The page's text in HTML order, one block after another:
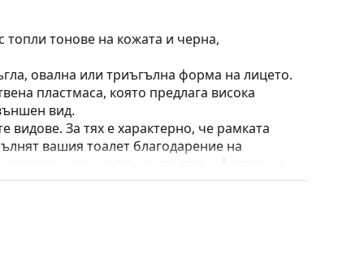
тонове на кожата и черна,
овална или триъгълна форма на лицето.
пластмаса, която предлага висока
вид.
видове. За тях е характерно, че рамката
вашия тоалет благодарение на
здравината, издръжливостта и фактът, че
срещу повреди. Този тип рамка е подходяща
мощност.
текстилна торбичка. Цветът на калъфа